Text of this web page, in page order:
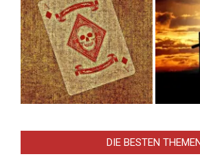
DIE BESTEN THEMEN